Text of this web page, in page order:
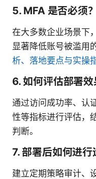
5. MFA 是否必须？
在大多数企业场景下
显著降低账号被滥用
析、落地要点与实操
6. 如何评估部署效
通过访问成功率、认
性等指标进行评估，
判断。
7. 部署后如何进行
建立定期策略审计、